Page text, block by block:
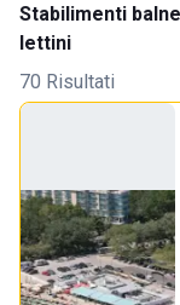
Stabilimenti
lettini
70 Risultati